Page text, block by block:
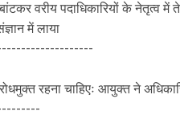
वरीय पदाधिकारियों के नेतृत्व में
में लाया
रहना चाहिएः आयुक्त ने